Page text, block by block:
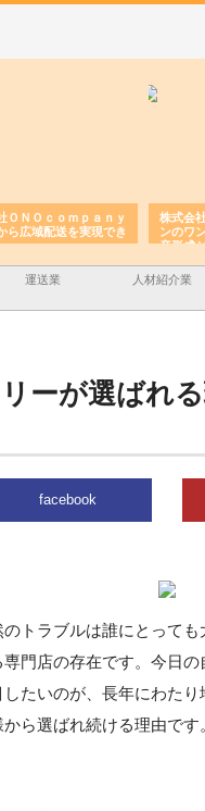
ＯＮＯｃｏｍｐａｎｙ
ら広域配送を実現でき
株式会
ンのワ
産形成
運送業 人材紹介業
ーが選ばれ
facebook
トラブルは誰にとって
門店の存在です。今日
たいのが、長年にわた
ら選ばれ続ける理由です